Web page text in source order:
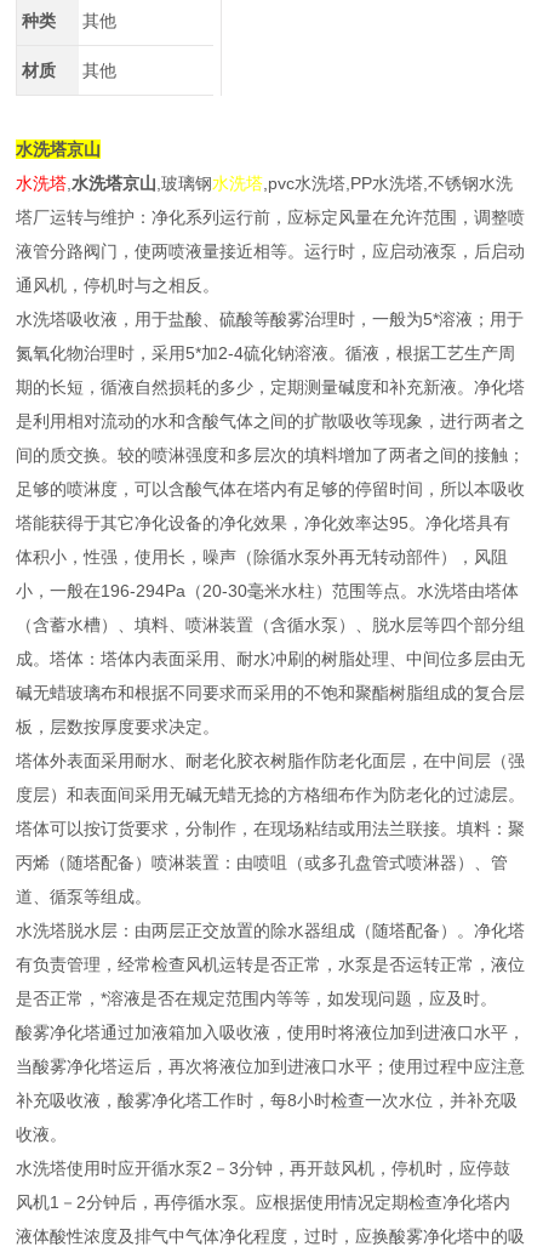
种类
其他
材质 其他
水洗塔京山
水洗塔 ,水洗塔京山 ,玻璃钢水洗塔 ,pvc水洗塔,PP水洗塔,不锈钢水洗
塔厂运转与维护：净化系列运行前，应标定风量在允许范围，调整喷
液管分路阀门，使两喷液量接近相等。运行时，应启动液泵，后启动
通风机，停机时与之相反。
水洗塔吸收液，用于盐酸、硫酸等酸雾治理时，一般为5*溶液；用于
氮氧化物治理时，采用5*加2-4硫化钠溶液。循液，根据工艺生产周
期的长短，循液自然损耗的多少，定期测量碱度和补充新液。净化塔
是利用相对流动的水和含酸气体之间的扩散吸收等现象，进行两者之
间的质交换。较的喷淋强度和多层次的填料增加了两者之间的接触；
足够的喷淋度，可以含酸气体在塔内有足够的停留时间，所以本吸收
塔能获得于其它净化设备的净化效果，净化效率达95。净化塔具有
体积小，性强，使用长，噪声（除循水泵外再无转动部件），风阻
小，一般在196-294Pa（20-30毫米水柱）范围等点。 水洗塔由塔体
（含蓄水槽）、填料、喷淋装置（含循水泵）、脱水层等四个部分组
成。塔体：塔体内表面采用、耐水冲刷的树脂处理、中间位多层由无
碱无蜡玻璃布和根据不同要求而采用的不饱和聚酯树脂组成的复合层
板，层数按厚度要求决定。
塔体外表面采用耐水、耐老化胶衣树脂作防老化面层，在中间层（强
度层）和表面间采用无碱无蜡无捻的方格细布作为防老化的过滤层。
塔体可以按订货要求，分制作，在现场粘结或用法兰联接。填料：聚
丙烯（随塔配备）喷淋装置：由喷咀（或多孔盘管式喷淋器）、管
道、循泵等组成。
水洗塔脱水层：由两层正交放置的除水器组成（随塔配备）。净化塔
有负责管理，经常检查风机运转是否正常，水泵是否运转正常，液位
是否正常，*溶液是否在规定范围内等等，如发现问题，应及时。
酸雾净化塔通过加液箱加入吸收液，使用时将液位加到进液口水平，
当酸雾净化塔运后，再次将液位加到进液口水平；使用过程中应注意
补充吸收液，酸雾净化塔工作时，每8小时检查一次水位，并补充吸
收液。
水洗塔使用时应开循水泵2－3分钟，再开鼓风机，停机时，应停鼓
风机1－2分钟后，再停循水泵。应根据使用情况定期检查净化塔内
液体酸性浓度及排气中气体净化程度，过时，应换酸雾净化塔中的吸